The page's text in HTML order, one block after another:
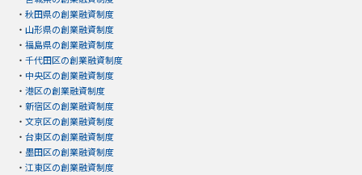
・ 秋田県の創業融資制度
・ 山形県の創業融資制度
・ 福島県の創業融資制度
・ 千代田区の創業融資制度
・ 中央区の創業融資制度
・ 港区の創業融資制度
・ 新宿区の創業融資制度
・ 文京区の創業融資制度
・ 台東区の創業融資制度
・ 墨田区の創業融資制度
・ 江東区の創業融資制度